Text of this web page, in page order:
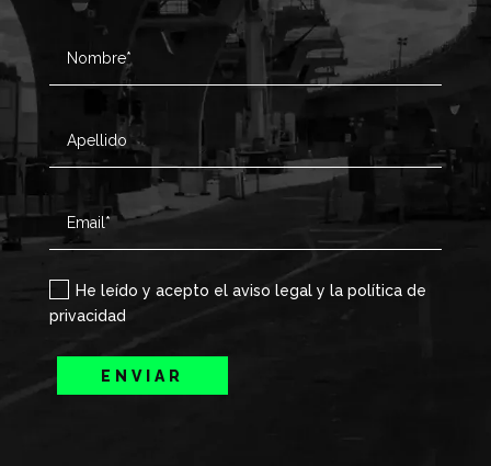
He leído y acepto el aviso legal y la política de
privacidad
ENVIAR